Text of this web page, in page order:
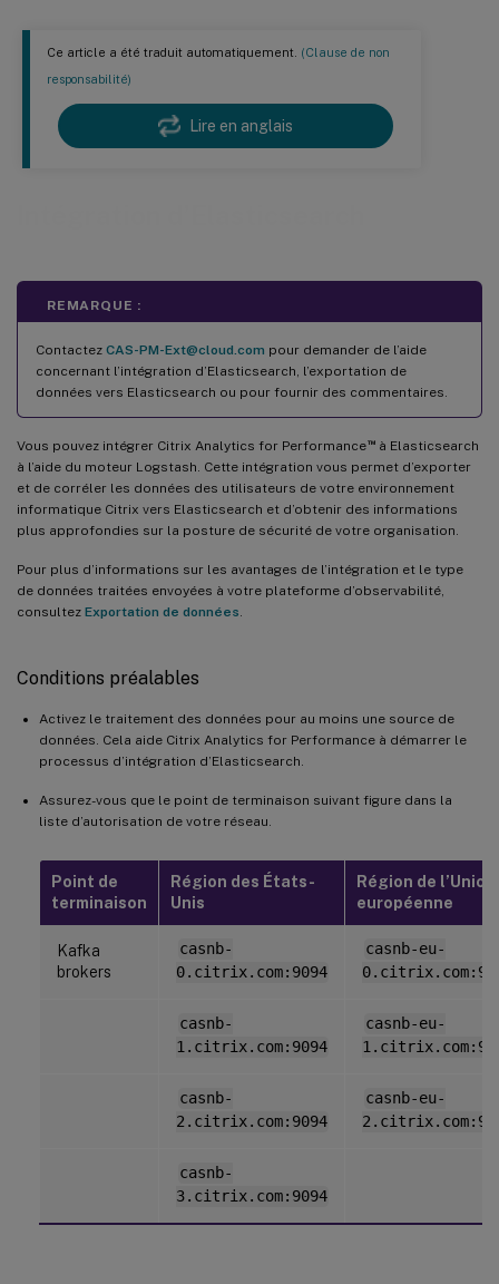
Ce article a été traduit automatiquement. (Clause de non
responsabilité)
Lire en anglais
REMARQUE :
Contactez CAS-PM-Ext@cloud.com pour demander de l’aide
concernant l’intégration d’Elasticsearch, l’exportation de
données vers Elasticsearch ou pour fournir des commentaires.
Vous pouvez intégrer Citrix Analytics for Performance™à Elasticsearch
à l’aide du moteur Logstash. Cette intégration vous permet d’exporter
et de corréler les données des utilisateurs de votre environnement
informatique Citrix vers Elasticsearch et d’obtenir des informations
plus approfondies sur la posture de sécurité de votre organisation.
Pour plus d’informations sur les avantages de l’intégration et le type
de données traitées envoyées à votre plateforme d’observabilité,
consultez Exportation de données
Conditions préalables
Activez le traitement des données pour au moins une source de
données. Cela aide Citrix Analytics for Performance à démarrer le
processus d’intégration d’Elasticsearch.
Assurez-vous que le point de terminaison suivant figure dans la
liste d’autorisation de votre réseau.
Point de
terminaison
Région des États-
Unis
Région de l’Union
européenne
Kafka
brokers
casnb-
0.citrix.com:9094
casnb-eu-
casnb-
1.citrix.com:9094
casnb-eu-
casnb-
2.citrix.com:9094
casnb-eu-
casnb-
3.citrix.com:9094